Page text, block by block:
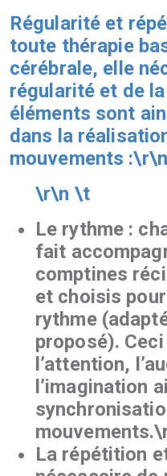
Régularité et
toute thérapie
cérébrale, elle
régularité et de
éléments sont
dans la
mouvements :\r\n
\r\n \t
Le rythme :
fait
comptines
et choisis
rythme
proposé).
l’attention,
l’imagination
La répétition